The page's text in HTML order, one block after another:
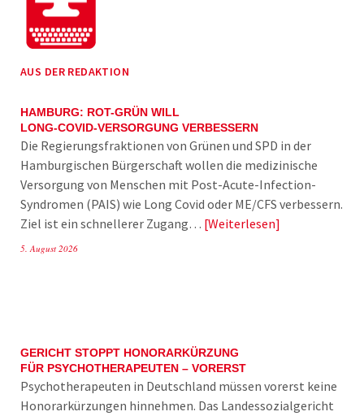
AUS DER REDAKTION
HAMBURG: ROT-GRÜN WILL
LONG-COVID-VERSORGUNG VERBESSERN
Die Regierungsfraktionen von Grünen und SPD in der
Hamburgischen Bürgerschaft wollen die medizinische
Versorgung von Menschen mit Post-Acute-Infection-
Syndromen (PAIS) wie Long Covid oder ME/CFS verbessern.
Ziel ist ein schnellerer Zugang… Weiterlesen
5. August 2026
GERICHT STOPPT HONORARKÜRZUNG
FÜR PSYCHOTHERAPEUTEN – VORERST
Psychotherapeuten in Deutschland müssen vorerst keine
Honorarkürzungen hinnehmen. Das Landessozialgericht